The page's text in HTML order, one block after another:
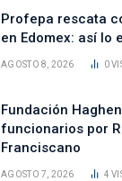
Profepa rescata
en Edomex: así lo
AGOSTO 8, 2026 0
Fundación
funcionarios por
Franciscano
AGOSTO 7, 2026 4